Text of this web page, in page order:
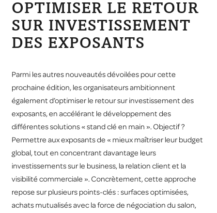
OPTIMISER LE RETOUR
SUR INVESTISSEMENT
DES EXPOSANTS
Parmi les autres nouveautés dévoilées pour cette
prochaine édition, les organisateurs ambitionnent
également d’optimiser le retour sur investissement des
exposants, en accélérant le développement des
différentes solutions « stand clé en main ». Objectif ?
Permettre aux exposants de « mieux maîtriser leur budget
global, tout en concentrant davantage leurs
investissements sur le business, la relation client et la
visibilité commerciale ». Concrètement, cette approche
repose sur plusieurs points-clés : surfaces optimisées,
achats mutualisés avec la force de négociation du salon,